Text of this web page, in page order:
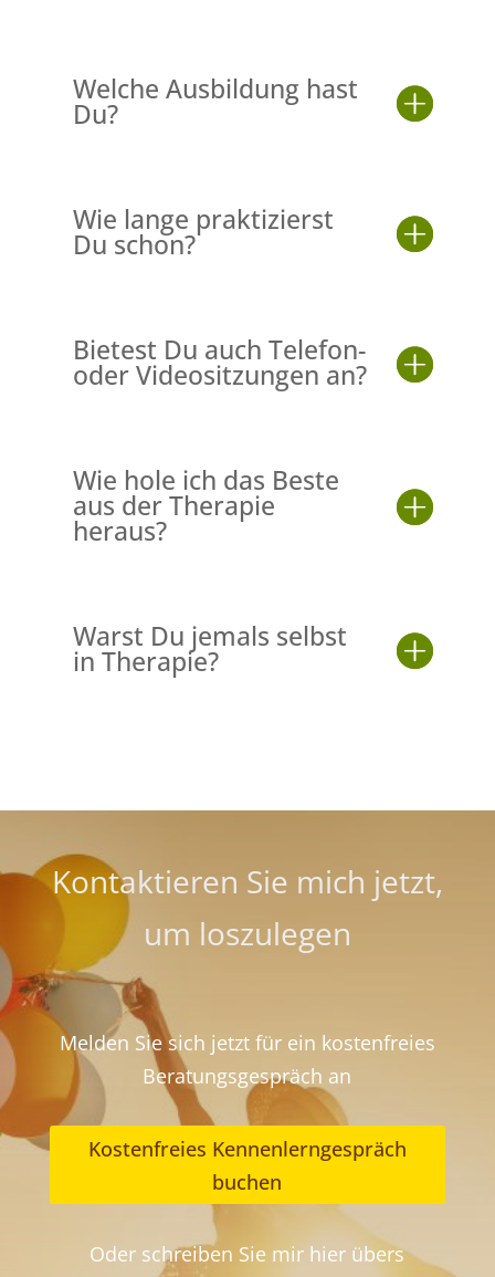
Welche Ausbildung hast
Du?
Wie lange praktizierst
Du schon?
Bietest Du auch Telefon-
oder Videositzungen an?
Wie hole ich das Beste
aus der Therapie
heraus?
Warst Du jemals selbst
in Therapie?
Kontaktieren Sie mich jetzt,
um loszulegen
Melden Sie sich jetzt für ein kostenfreies
Beratungsgespräch an
Kostenfreies Kennenlerngespräch
buchen
Oder schreiben Sie mir hier übers